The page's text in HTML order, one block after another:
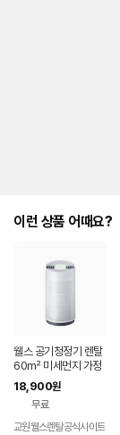
이런 상품 어때요?
웰스 공기청정기 렌탈
60㎡ 미세먼지 가정
용 회사 사무실 학원 병
원 미세먼지 토네이도
360도 AR318 셀프관
리 60개월약정
18,900원
무료
교원웰스렌탈공식사이트